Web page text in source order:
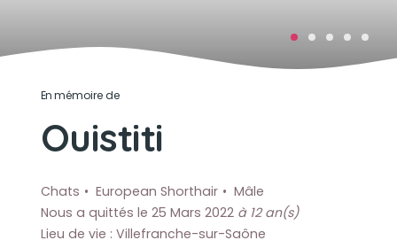
En mémoire de
Ouistiti
Chats European Shorthair
Mâle
Nous a quittés le 25 Mars 2022 à 12 an(s)
Lieu de vie : Villefranche-sur-Saône